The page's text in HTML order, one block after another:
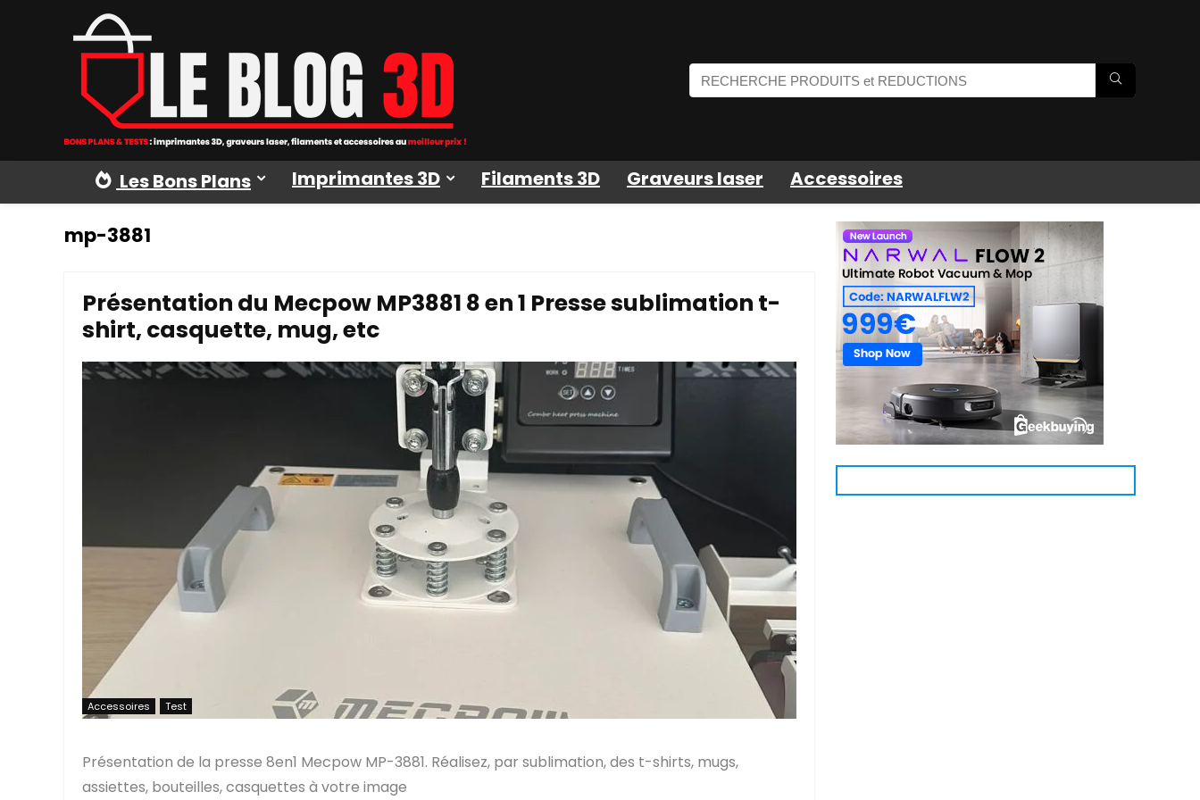
Les Bons Plans Imprimantes 3D Filaments 3D Graveurs laser Accessoires
mp-3881
Présentation du Mecpow MP3881 8 en 1 Presse sublimation t-
shirt, casquette, mug, etc
Accessoires Test
Présentation de la presse 8en1 Mecpow MP-3881. Réalisez, par sublimation, des t-shirts, mugs,
assiettes, bouteilles, casquettes à votre image